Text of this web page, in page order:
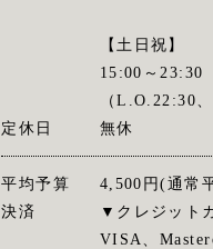
【土日祝】
15:00～23:30
（L.O.22:30
定休日
無休
平均予算
4,500円(通常
決済
▼クレジット
VISA、